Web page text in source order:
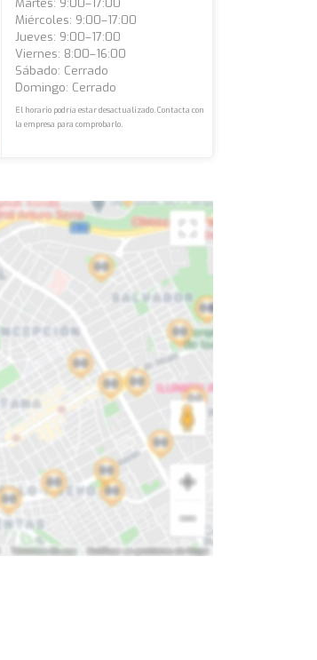
Miércoles: 9:00–17:00
Jueves: 9:00–17:00
Viernes: 8:00–16:00
Sábado: Cerrado
Domingo: Cerrado
El horario podría estar desactualizado. Contacta con
la empresa para comprobarlo.